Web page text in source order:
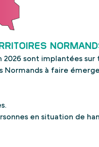
2026 sont implantées
à faire
en situation de